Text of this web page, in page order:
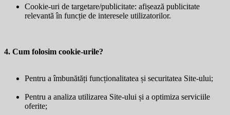
Cookie-uri de targetare/publicitate: afișează publicitate
relevantă în funcție de interesele utilizatorilor.
4. Cum folosim cookie-urile?
Pentru a îmbunătăți funcționalitatea și securitatea Site-ului;
Pentru a analiza utilizarea Site-ului și a optimiza serviciile
oferite;